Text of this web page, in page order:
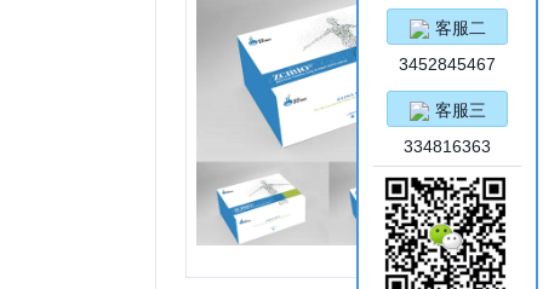
客服二
3452845467
客服三
334816363